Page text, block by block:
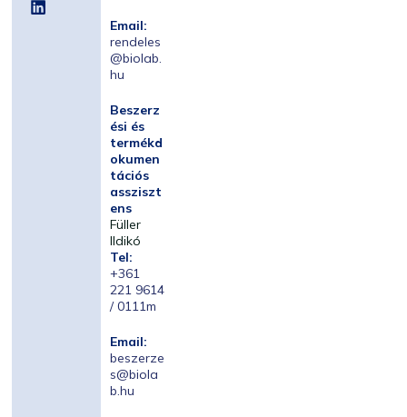
Email:
rendeles
@biolab.
hu
Beszerz
ési és
termékd
okumen
tációs
assziszt
ens
Füller
Ildikó
Tel:
+361
221 9614
/ 0111m
Email:
beszerze
s@biola
b.hu